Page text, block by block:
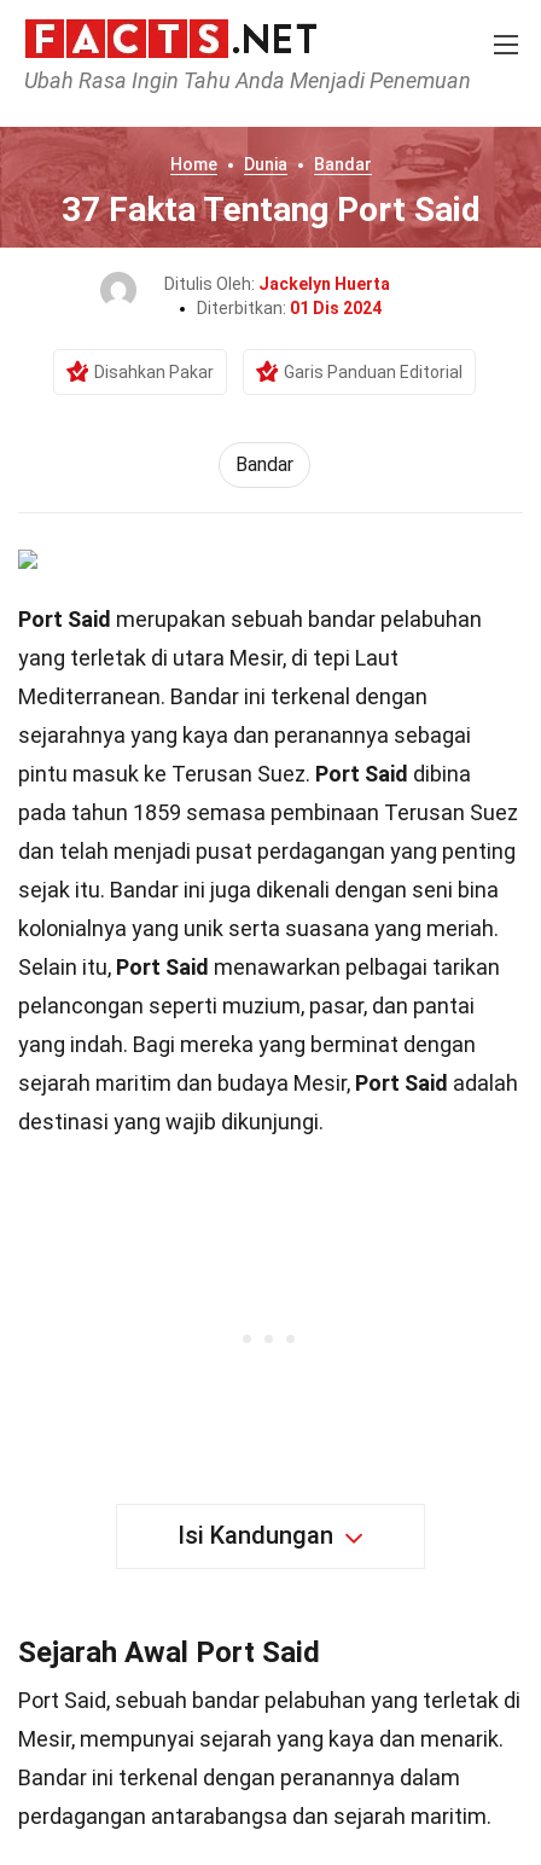
Ubah Rasa Ingin Tahu Anda Menjadi Penemuan
Home Dunia Bandar
37 Fakta Tentang Port Said
Ditulis Oleh: Jackelyn Huerta
Diterbitkan: 01 Dis 2024
Disahkan Pakar Garis Panduan Editorial
Bandar
Port Said merupakan sebuah bandar pelabuhan
yang terletak di utara Mesir, di tepi Laut
Mediterranean. Bandar ini terkenal dengan
sejarahnya yang kaya dan peranannya sebagai
pintu masuk ke Terusan Suez. Port Said dibina
pada tahun 1859 semasa pembinaan Terusan Suez
dan telah menjadi pusat perdagangan yang penting
sejak itu. Bandar ini juga dikenali dengan seni bina
kolonialnya yang unik serta suasana yang meriah.
Selain itu, Port Said menawarkan pelbagai tarikan
pelancongan seperti muzium, pasar, dan pantai
yang indah. Bagi mereka yang berminat dengan
sejarah maritim dan budaya Mesir, Port Said adalah
destinasi yang wajib dikunjungi.
Isi Kandungan
Sejarah Awal Port Said
Port Said, sebuah bandar pelabuhan yang terletak di
Mesir, mempunyai sejarah yang kaya dan menarik.
Bandar ini terkenal dengan peranannya dalam
perdagangan antarabangsa dan sejarah maritim.